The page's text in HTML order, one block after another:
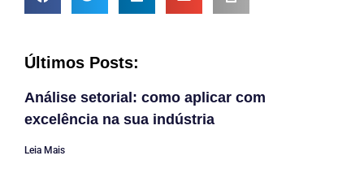
Últimos Posts:
Análise setorial: como aplicar com
excelência na sua indústria
Leia Mais